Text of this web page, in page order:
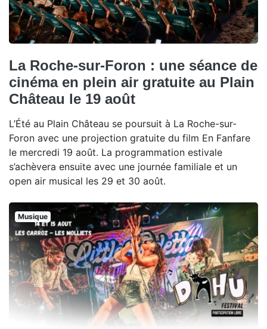
La Roche-sur-Foron : une séance de
cinéma en plein air gratuite au Plain
Château le 19 août
L’Été au Plain Château se poursuit à La Roche-sur-
Foron avec une projection gratuite du film En Fanfare
le mercredi 19 août. La programmation estivale
s’achèvera ensuite avec une journée familiale et un
open air musical les 29 et 30 août.
Musique